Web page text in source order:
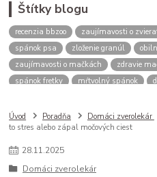
Štítky blogu
recenzia bbzoo zaujímavosti o
spánok psa
zloženie granúl
zaujímavosti o mačkách
zdravie
spánok fretky
mŕtvolný spánok
ako zmerať psa
meranie náhubku
veľkosť náhubku
kožený náhubok
zmena času
Úvod Poradňa Domáci zverolekár
to stres alebo zápal močových ciest
28.11.2025
Domáci zverolekár